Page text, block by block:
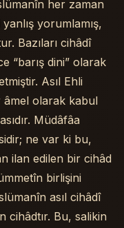
her zaman
yorumlamış,
Bazıları cihâdî
“barış dini” olarak
Asıl Ehli
âmel olarak kabul
Müdâfâa
ne var ki bu,
ilan edilen bir cihâd
birlişini
asıl cihâdî
cihâdtır. Bu, salikin